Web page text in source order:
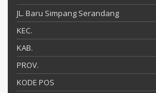
JL. Baru Simpang Serandang
KEC.
KAB.
PROV.
KODE POS